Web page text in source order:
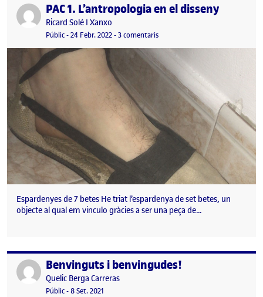
Publicat perPAC 1. L’antropologia en el disseny
Publicat per
Ricard Solé I Xanxo
Visibilitat:
Públic-Data de publicació
24 Febr. 202224 febrer, 2022 9:43 pm
-3 comentarisa PAC 1. L’antropologia en el
Espardenyes de 7 betes He triat l’espardenya de set betes, un
objecte al qual em vinculo gràcies a ser una peça de…
Publicat perBenvinguts i benvingudes!
Publicat per
Quelic Berga Carreras
Visibilitat:
Públic-Data de publicació
8 Set. 2021